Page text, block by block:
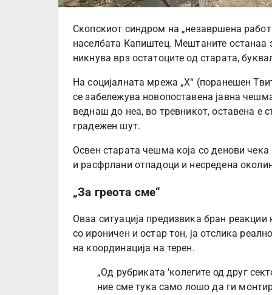
Скопскиот синдром на „незавршена
населбата Капиштец. Мештаните останаа
никнува врз остатоците од старата,
На социјалната мрежа „Х“ (поранешен
се забележува новопоставена јавна
веднаш до неа, во тревникот, оставена е
градежен шут.
Освен старата чешма која со денови чека
и расфрлани отпадоци и несредена
„За греота сме“
Оваа ситуација предизвика бран
со ироничен и остар тон, ја отслика
на координација на терен.
„Од рубриката 'колегите од друг
ние сме тука само лошо да ги